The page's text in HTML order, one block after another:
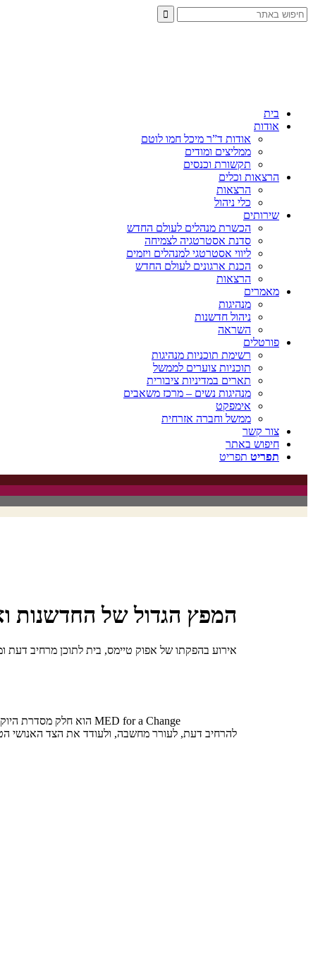
בית
אודות
אודות ד”ר מיכל חמו לוטם
ממליצים ומודים
תקשורת וכנסים
הרצאות וכלים
הרצאות
כלי ניהול
שירותים
הכשרת מנהלים לעולם החדש
סדנת אסטרטגיה לצמיחה
ליווי אסטרטגי למנהלים ויזמים
הכנת ארגונים לעולם החדש
הרצאות
מאמרים
מנהיגות
ניהול חדשנות
השראה
פורטלים
רשימת תוכניות מנהיגות
תוכניות צוערים לממשל
תארים במדיניות ציבורית
מנהיגות נשים – מרכז משאבים
אימפקט
ממשל וחברה אזרחית
צור קשר
חיפוש באתר
תפריט תפריט
המפץ הגדול של החדשנות
אירוע בהפקתו של אפוק טיימס, בית לתוכן מרחיב דעת
להרחיב דעת, לעורר מחשבה, ולעודד את הצד האנושי